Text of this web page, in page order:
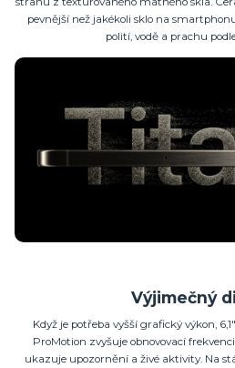
pevnější než jakékoli sklo na
polití, vodě a prachu
Výjimečný
Když je potřeba vyšší grafický výkon,
ProMotion zvyšuje obnovovací
ukazuje upozornění a živé aktivity. Na